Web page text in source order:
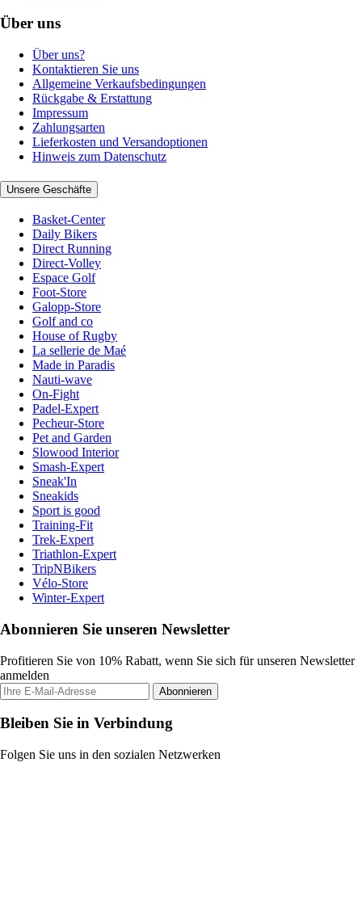
Über uns
Über uns?
Kontaktieren Sie uns
Allgemeine Verkaufsbedingungen
Rückgabe & Erstattung
Impressum
Zahlungsarten
Lieferkosten und Versandoptionen
Hinweis zum Datenschutz
Unsere Geschäfte
Basket-Center
Daily Bikers
Direct Running
Direct-Volley
Espace Golf
Foot-Store
Galopp-Store
Golf and co
House of Rugby
La sellerie de Maé
Made in Paradis
Nauti-wave
On-Fight
Padel-Expert
Pecheur-Store
Pet and Garden
Slowood Interior
Smash-Expert
Sneak'In
Sneakids
Sport is good
Training-Fit
Trek-Expert
Triathlon-Expert
TripNBikers
Vélo-Store
Winter-Expert
Abonnieren Sie unseren Newsletter
Profitieren Sie von 10% Rabatt, wenn Sie sich für unseren Newsletter
anmelden
Abonnieren
Bleiben Sie in Verbindung
Folgen Sie uns in den sozialen Netzwerken